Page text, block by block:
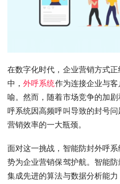
在数字化时代，企业营销方式
中，外呼系统作为连接企业与
喻。然而，随着市场竞争的加
呼系统因高频呼叫导致的封号
营销效率的一大瓶颈。
面对这一挑战，智能防封外呼
势为企业营销保驾护航。智能
集成先进的算法与数据分析能